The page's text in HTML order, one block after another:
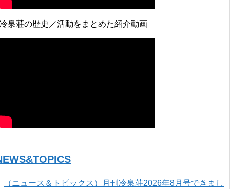
泉荘の歴史／活動をまとめた紹介動画
（ニュース＆トピックス）月刊冷泉荘2026年8月号できまし